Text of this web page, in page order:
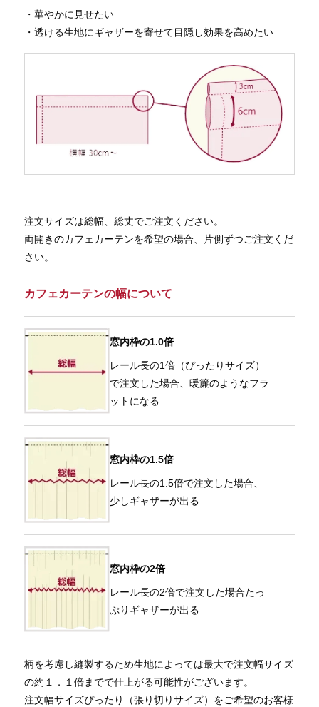
・華やかに見せたい
・透ける生地にギャザーを寄せて目隠し効果を高めたい
注文サイズは総幅、総丈でご注文ください。
両開きのカフェカーテンを希望の場合、片側ずつご注文くだ
さい。
カフェカーテンの幅について
窓内枠の1.0倍
レール長の1倍（ぴったりサイズ）
で注文した場合、暖簾のようなフラ
ットになる
窓内枠の1.5倍
レール長の1.5倍で注文した場合、
少しギャザーが出る
窓内枠の2倍
レール長の2倍で注文した場合たっ
ぷりギャザーが出る
柄を考慮し縫製するため生地によっては最大で注文幅サイズ
の約１．１倍までで仕上がる可能性がございます。
注文幅サイズぴったり（張り切りサイズ）をご希望のお客様